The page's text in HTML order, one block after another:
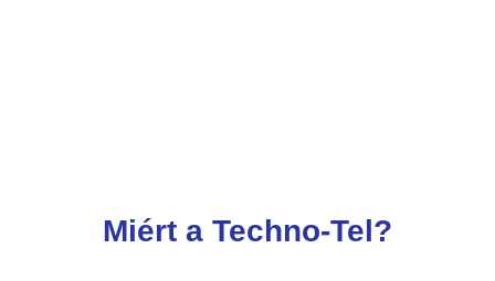
Miért a Techno-Tel?